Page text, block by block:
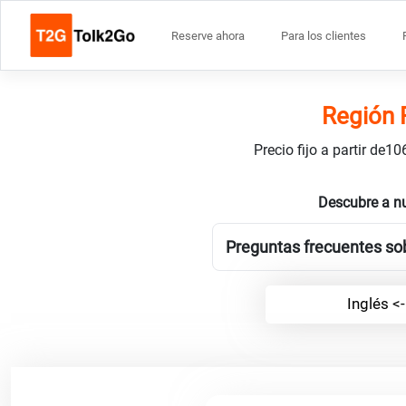
Reserve ahora Para los clientes
Precio fijo a partir
Descubre a
Preguntas frecuentes
Inglés